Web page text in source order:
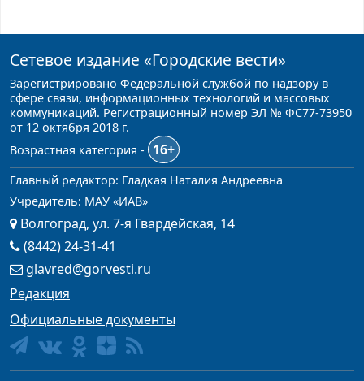
Сетевое издание «Городские вести»
Зарегистрировано Федеральной службой по надзору в
сфере связи, информационных технологий и массовых
коммуникаций. Регистрационный номер ЭЛ № ФС77-73950
от 12 октября 2018 г.
Возрастная категория -
16+
Главный редактор: Гладкая Наталия Андреевна
Учредитель: МАУ «ИАВ»
Волгоград, ул. 7-я Гвардейская, 14
(8442) 24-31-41
glavred@gorvesti.ru
Редакция
Официальные документы